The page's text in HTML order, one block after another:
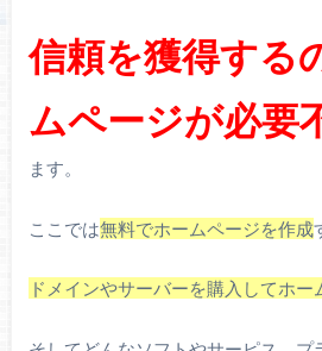
信頼を獲得する
ムページが必要
ます。
ここでは無料でホームページを作成
ドメインやサーバーを購入してホー